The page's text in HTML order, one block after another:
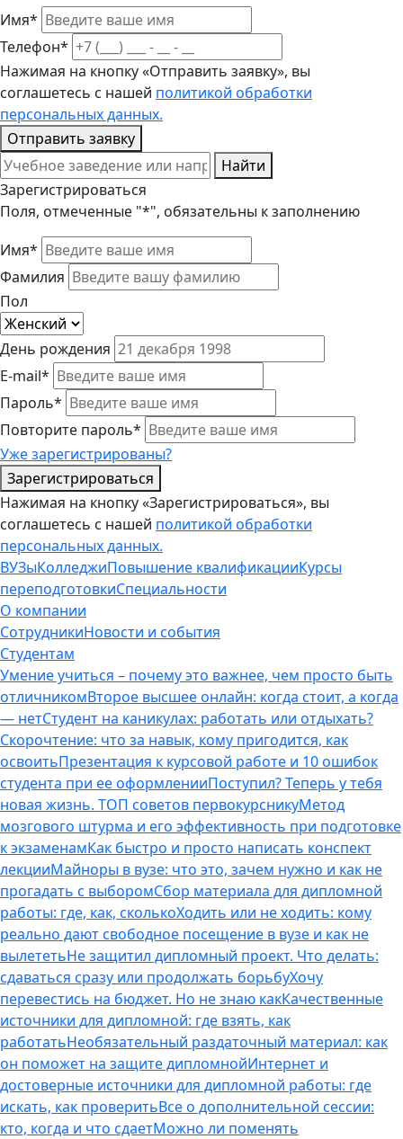
Имя*
Телефон*
Нажимая на кнопку «Отправить заявку», вы
соглашетесь с нашей политикой обработки
персональных данных.
Отправить заявку
Найти
Зарегистрироваться
Поля, отмеченные "*", обязательны к заполнению
Имя*
Фамилия
Пол
День рождения
E-mail*
Пароль*
Повторите пароль*
Уже зарегистрированы?
Зарегистрироваться
Нажимая на кнопку «Зарегистрироваться», вы
соглашетесь с нашей политикой обработки
персональных данных.
ВУЗыКолледжиПовышение квалификацииКурсы
переподготовкиСпециальности
О компании
СотрудникиНовости и события
Студентам
Умение учиться – почему это важнее, чем просто быть
отличникомВторое высшее онлайн: когда стоит, а когда
— нетСтудент на каникулах: работать или отдыхать?
Скорочтение: что за навык, кому пригодится, как
освоитьПрезентация к курсовой работе и 10 ошибок
студента при ее оформленииПоступил? Теперь у тебя
новая жизнь. ТОП советов первокурсникуМетод
мозгового штурма и его эффективность при подготовке
к экзаменамКак быстро и просто написать конспект
лекцииМайноры в вузе: что это, зачем нужно и как не
прогадать с выборомСбор материала для дипломной
работы: где, как, сколькоХодить или не ходить: кому
реально дают свободное посещение в вузе и как не
вылететьНе защитил дипломный проект. Что делать:
сдаваться сразу или продолжать борьбуХочу
перевестись на бюджет. Но не знаю какКачественные
источники для дипломной: где взять, как
работатьНеобязательный раздаточный материал: как
он поможет на защите дипломнойИнтернет и
достоверные источники для дипломной работы: где
искать, как проверитьВсе о дополнительной сессии:
кто, когда и что сдаетМожно ли поменять